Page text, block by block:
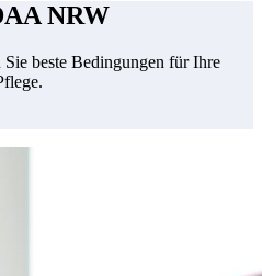
NRW
beste Bedingungen für Ihre